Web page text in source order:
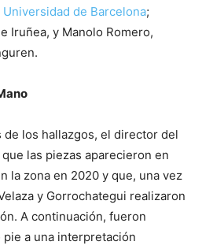
de Barcelona;
Iruñea, y Manolo Romero,
los hallazgos, el director del
las piezas aparecieron en
la zona en 2020 y que, una vez
y Gorrochategui realizaron
A continuación, fueron
a una interpretación